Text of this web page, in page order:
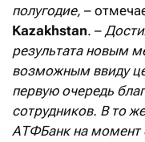
полугодие, –
Kazakhstan. –
результата новым
возможным ввиду
первую очередь
сотрудников. В то
АТФБанк на момент